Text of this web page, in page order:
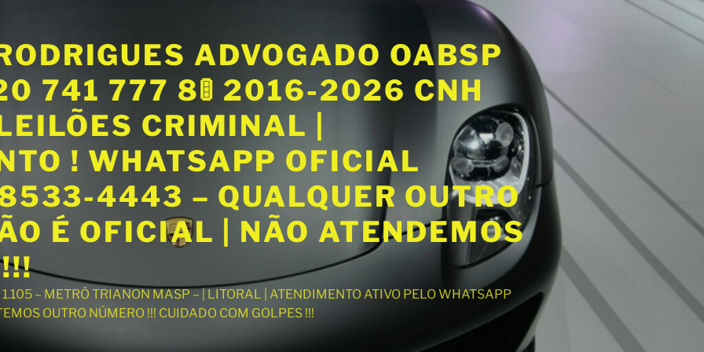
ADVOGADO OABSP
741 777 8🚦 2016-2026 CNH
CRIMINAL |
! WHATSAPP OFICIAL
4443 – QUALQUER OUTRO
É OFICIAL | NÃO ATENDEMOS
– METRÔ TRIANON MASP – | LITORAL | ATENDIMENTO ATIVO PELO WHATSAPP
OUTRO NÚMERO !!! CUIDADO COM GOLPES !!!